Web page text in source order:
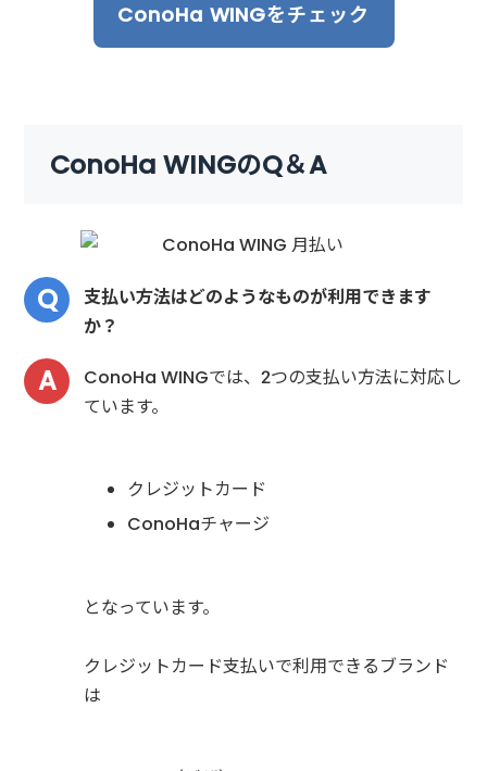
ConoHa WINGをチェック
ConoHa WINGのQ＆A
支払い方法はどのようなものが利用できます
か？
ConoHa WINGでは、2つの支払い方法に対応し
ています。
クレジットカード
ConoHaチャージ
となっています。
クレジットカード支払いで利用できるブランド
は